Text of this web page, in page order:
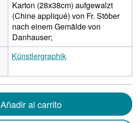
Karton (28x38cm) aufgewalzt
(Chine appliqué) von Fr. Stöber
nach einem Gemälde von
Danhauser;
Künstlergraphik
Añadir al carrito